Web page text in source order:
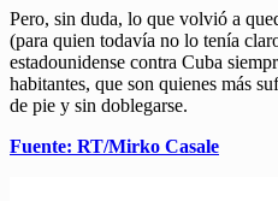
Pero, sin duda, lo que volvió a
(para quien todavía no lo tenía
estadounidense contra Cuba
habitantes, que son quienes más
de pie y sin doblegarse.
Fuente: RT/Mirko Casale